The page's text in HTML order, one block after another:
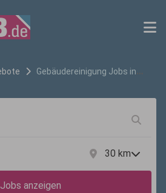
Gebäudereinigung Jobs in
30 km
Jobs anzeigen